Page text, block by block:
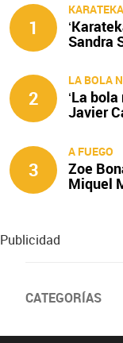
1
KARATEKA
Sandra
2
LA BOLA
‘La
Javier
3
A FUEGO
Zoe
Miquel
Publicidad
CATEGORÍAS